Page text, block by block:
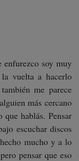
enfurezco soy muy
vuelta a hacerlo
me parece
más cercano
hablás. Pensar
escuchar discos
mucho y a lo
pensar que eso